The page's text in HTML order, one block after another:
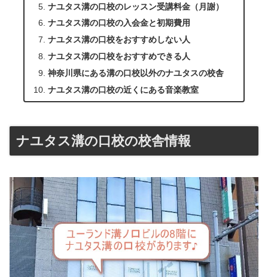
ナユタス溝の口校のレッスン受講料金（月謝）
ナユタス溝の口校の入会金と初期費用
ナユタス溝の口校をおすすめしない人
ナユタス溝の口校をおすすめできる人
神奈川県にある溝の口校以外のナユタスの校舎
ナユタス溝の口校の近くにある音楽教室
ナユタス溝の口校の校舎情報